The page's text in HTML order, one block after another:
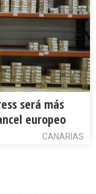
será más
europeo
CANARIAS